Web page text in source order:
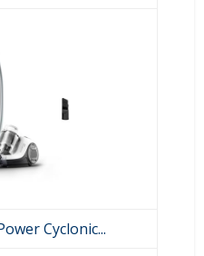
Cyclonic...